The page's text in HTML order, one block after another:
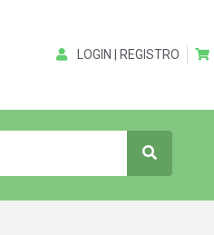
LOGIN | REGISTRO